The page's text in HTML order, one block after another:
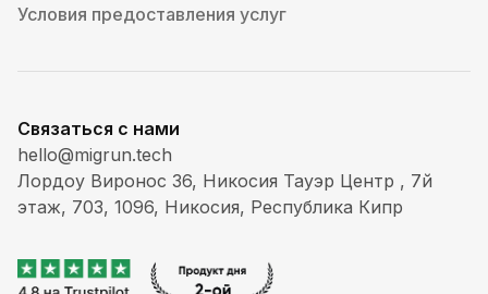
Условия предоставления услуг
Связаться с нами
hello@migrun.tech
Лордоу Виронос 36, Никосия Тауэр Центр , 7й
этаж, 703, 1096, Никосия, Республика Кипр